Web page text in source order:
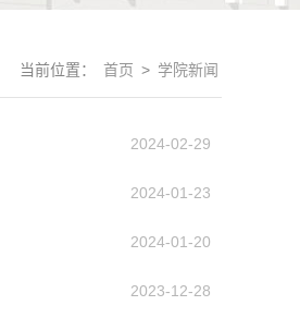
当前位置： 首页 > 学院新闻
2024-02-29
2024-01-23
2024-01-20
2023-12-28